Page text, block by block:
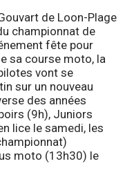
de Loon-Plage
championnat de
fête pour
sa course moto, la
vont se
sur un nouveau
des années
(9h), Juniors
lice le samedi, les
moto (13h30) le